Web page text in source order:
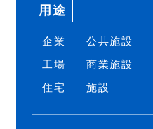
用途
企業 公共施設
工場
商業施設
住宅
施設